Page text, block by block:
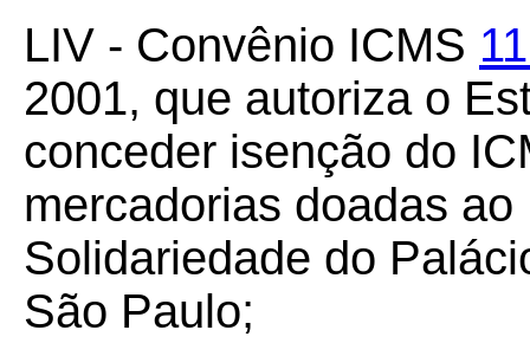
LIV - Convênio ICMS
2001, que autoriza o
conceder isenção do
mercadorias doadas
Solidariedade do
São Paulo;